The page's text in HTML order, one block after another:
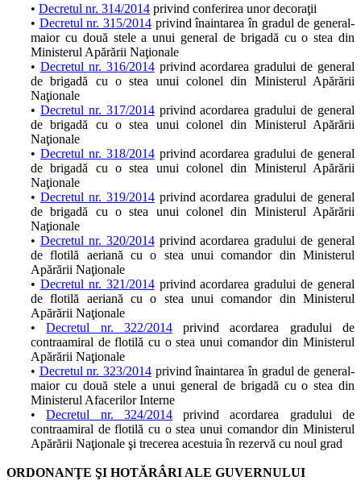
• Decretul nr. 314/2014 privind conferirea unor decoraţii
• Decretul nr. 315/2014 privind înaintarea în gradul de general-
maior cu două stele a unui general de brigadă cu o stea din
Ministerul Apărării Naţionale
• Decretul nr. 316/2014privind acordarea gradului de general
de brigadă cu o stea unui colonel din Ministerul Apărării
Naţionale
• Decretul nr. 317/2014privind acordarea gradului de general
de brigadă cu o stea unui colonel din Ministerul Apărării
Naţionale
• Decretul nr. 318/2014privind acordarea gradului de general
de brigadă cu o stea unui colonel din Ministerul Apărării
Naţionale
• Decretul nr. 319/2014privind acordarea gradului de general
de brigadă cu o stea unui colonel din Ministerul Apărării
Naţionale
• Decretul nr. 320/2014privind acordarea gradului de general
de flotilă aeriană cu o stea unui comandor din Ministerul
Apărării Naţionale
• Decretul nr. 321/2014privind acordarea gradului de general
de flotilă aeriană cu o stea unui comandor din Ministerul
Apărării Naţionale
•Decretul nr. 322/2014privind acordarea gradului de
contraamiral de flotilă cu o stea unui comandor din Ministerul
Apărării Naţionale
• Decretul nr. 323/2014 privind înaintarea în gradul de general-
maior cu două stele a unui general de brigadă cu o stea din
Ministerul Afacerilor Interne
•Decretul nr. 324/2014privind acordarea gradului de
contraamiral de flotilă cu o stea unui comandor din Ministerul
Apărării Naţionale şi trecerea acestuia în rezervă cu noul grad
ORDONANŢE ŞI HOTĂRÂRI ALE GUVERNULUI